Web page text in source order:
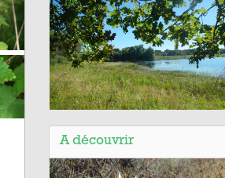
Bois Prieux - Réserve naturelle de
la Bassée
A découvrir